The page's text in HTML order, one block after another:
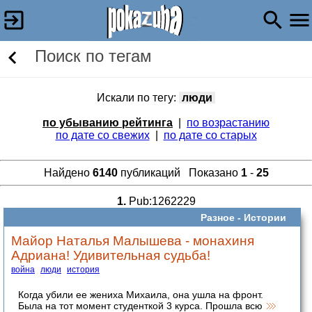
Поиск по тегам
Искали по тегу: люди
по убыванию рейтинга
по возрастанию
по дате со свежих| по дате со старых
Найдено 6140публикаций Показано 1- 25
1.Pub:1262229
Разное - Истории
Майор Наталья Малышева - монахиня
Адриана! Удивительная судьба!
война люди история
Когда убили ее жениха Михаила, она ушла на фронт.
Была на тот момент студенткой 3 курса. Прошла всю